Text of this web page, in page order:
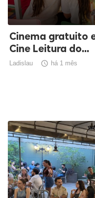
Cinema gratuito
Cine Leitura do...
Ladislau  há 1 mês